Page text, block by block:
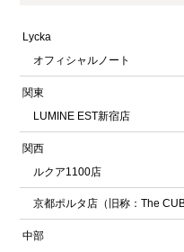
Lycka
オフィシャルノート
関東
LUMINE EST新宿店
関西
ルクア1100店
京都ポルタ店（旧称：The
中部